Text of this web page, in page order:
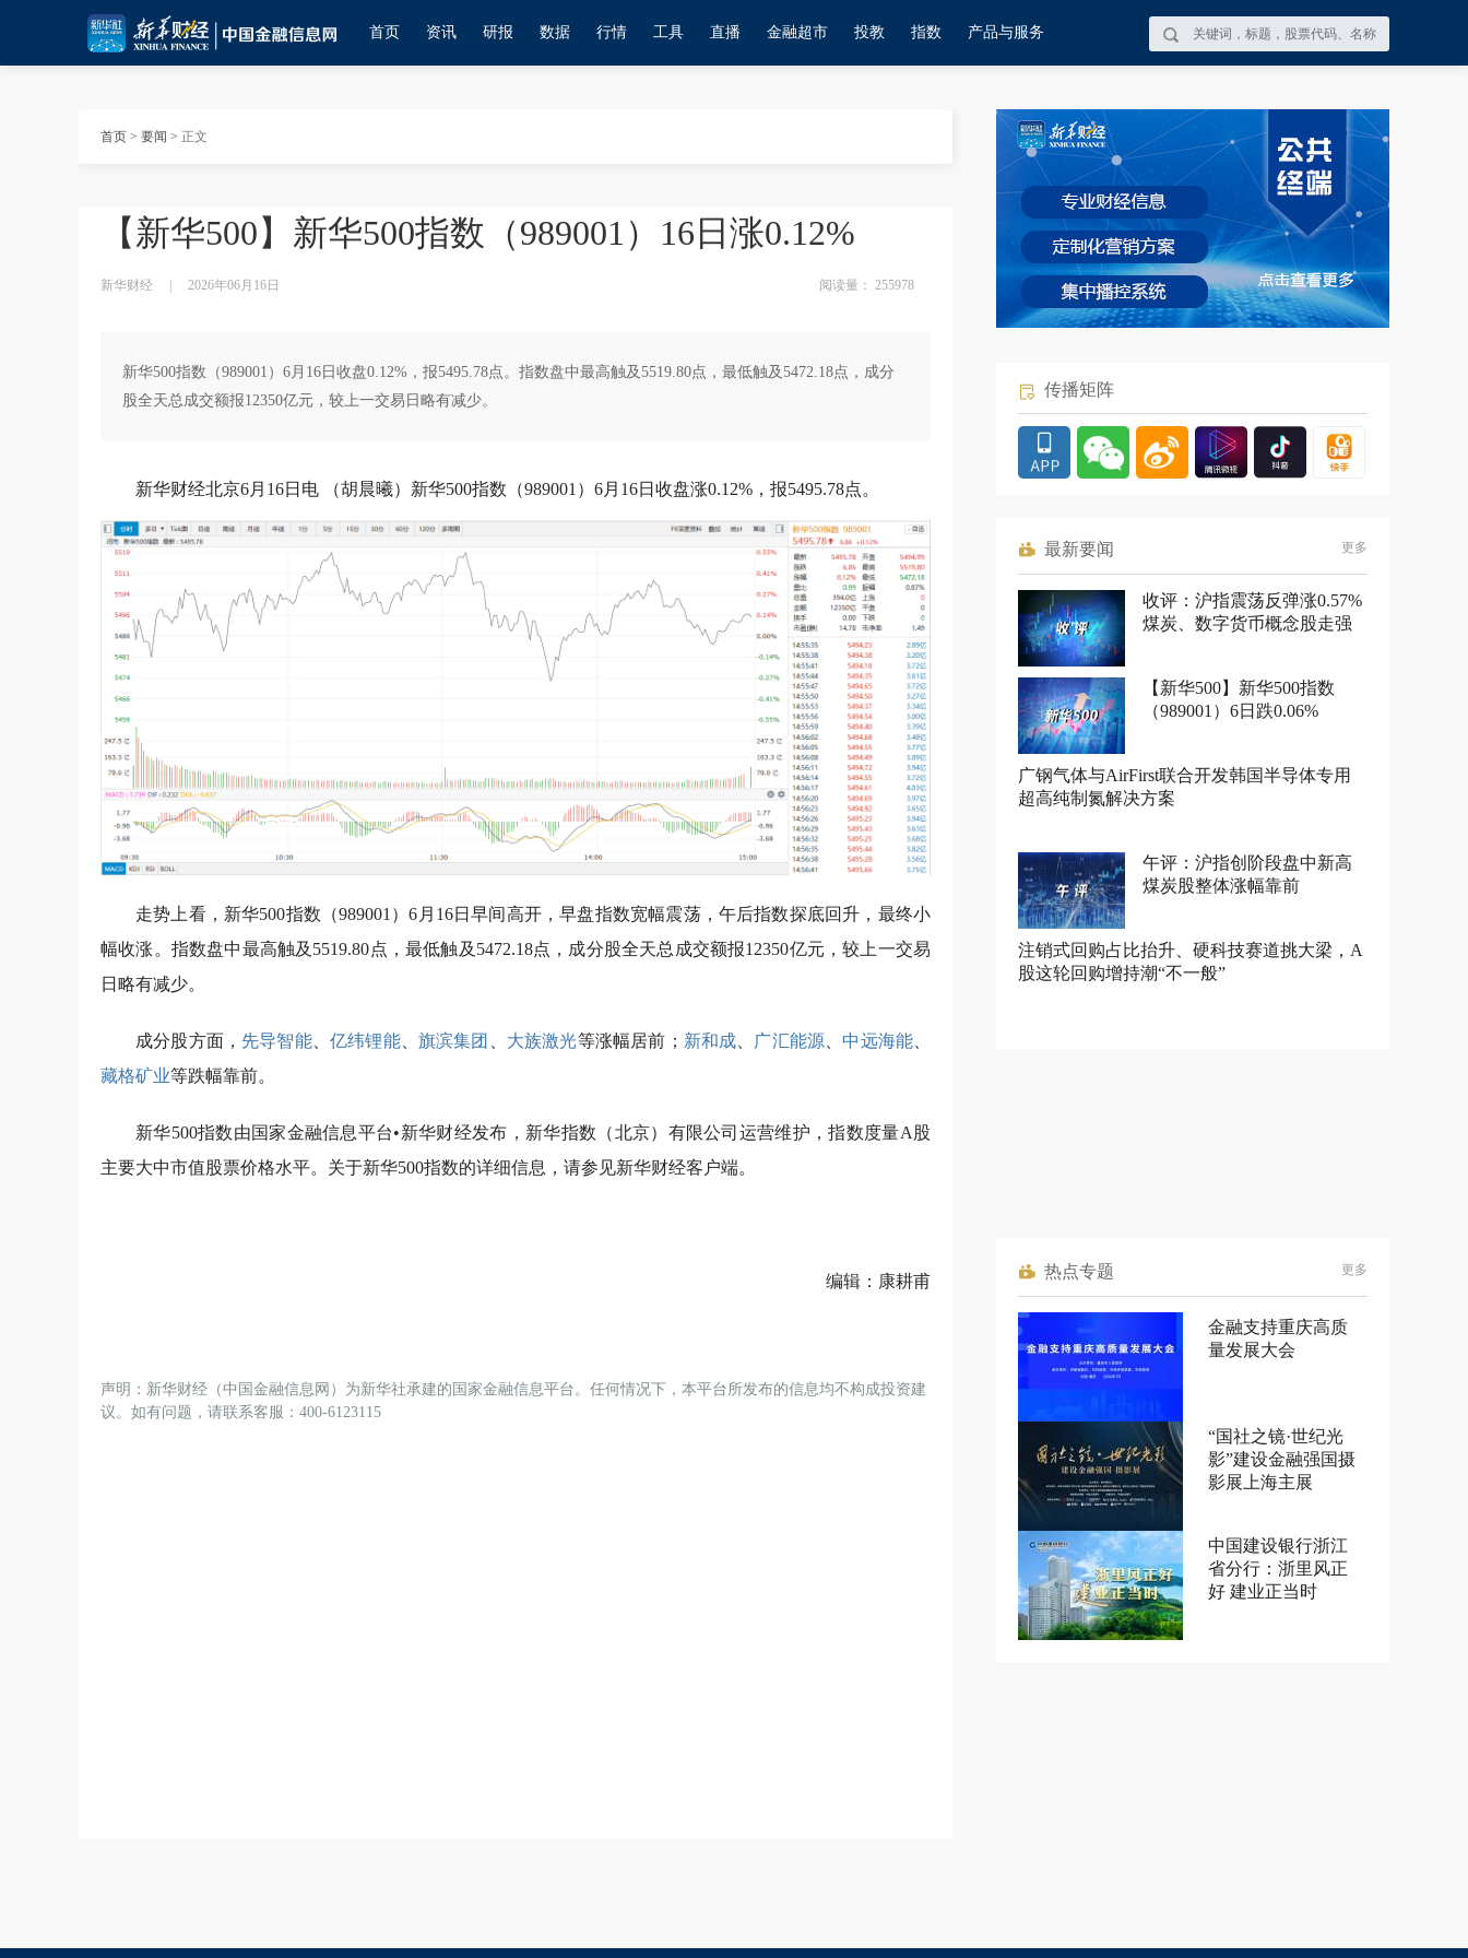
首页 资讯 研报 数据 行情 工具 直播 金融超市 投教 指数 产品与服务
首页 > 要闻 > 正文
【新华500】新华500指数（989001）16日涨0.12%
新华财经 2026年06月16日 阅读量： 255978
新华500指数（989001）6月16日收盘0.12%，报5495.78点。指数盘中最高触及5519.80点，最低触及5472.18点，成分
股全天总成交额报12350亿元，较上一交易日略有减少。
新华财经北京6月16日电 （胡晨曦）新华500指数（989001）6月16日收盘涨0.12%，报5495.78点。
走势上看，新华500指数（989001）6月16日早间高开，早盘指数宽幅震荡，午后指数探底回升，最终小
幅收涨。指数盘中最高触及5519.80点，最低触及5472.18点，成分股全天总成交额报12350亿元，较上一交易
日略有减少。
成分股方面， 先导智能、亿纬锂能、 旗滨集团 大族激光等涨幅居前； 新和成 广汇能源 中远海能
藏格矿业等跌幅靠前。
新华500指数由国家金融信息平台•新华财经发布，新华指数（北京）有限公司运营维护，指数度量A股
主要大中市值股票价格水平。关于新华500指数的详细信息，请参见新华财经客户端。
编辑：康耕甫
声明：新华财经（中国金融信息网）为新华社承建的国家金融信息平台。任何情况下，本平台所发布的信息均不构成投资建
议。如有问题，请联系客服：400-6123115
传播矩阵
最新要闻 更多
收评：沪指震荡反弹涨0.57%
煤炭、数字货币概念股走强
【新华500】新华500指数
（989001）6日跌0.06%
广钢气体与AirFirst联合开发韩国半导体专用
超高纯制氮解决方案
午评：沪指创阶段盘中新高
煤炭股整体涨幅靠前
注销式回购占比抬升、硬科技赛道挑大梁，A
股这轮回购增持潮“不一般”
热点专题 更多
金融支持重庆高质
量发展大会
“国社之镜·世纪光
影”建设金融强国摄
影展上海主展
中国建设银行浙江
省分行：浙里风正
好 建业正当时